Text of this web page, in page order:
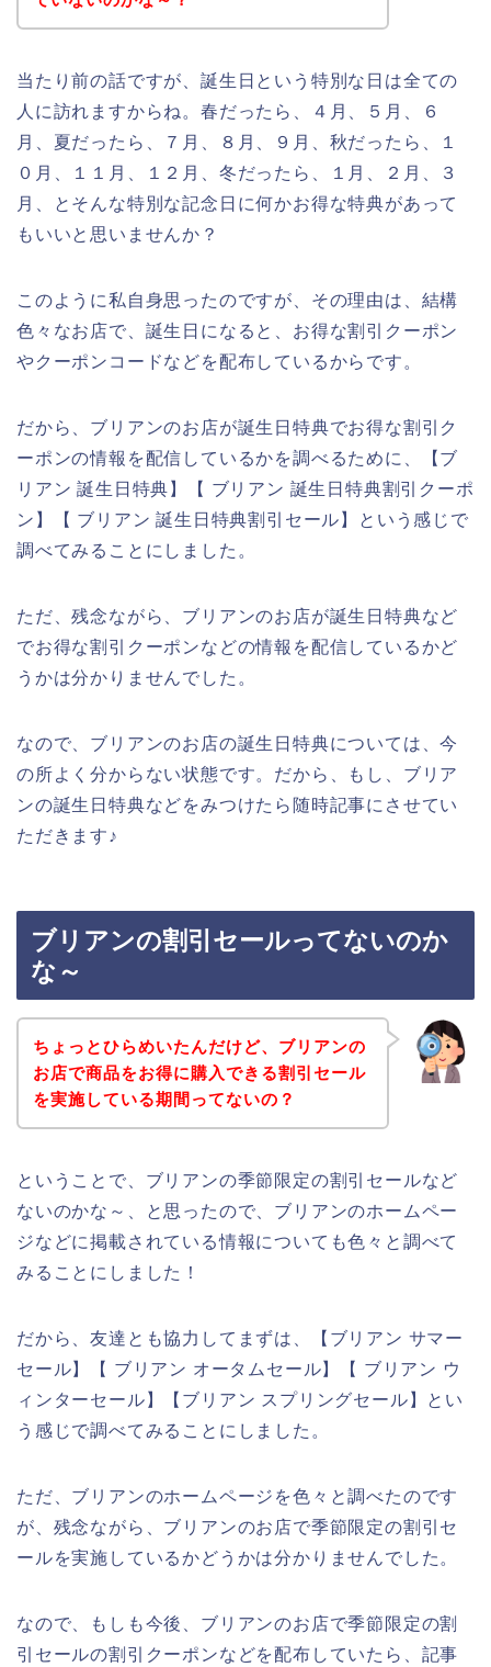
当たり前の話ですが、誕生日という特別な日は全ての
人に訪れますからね。春だったら、４月、５月、６
月、夏だったら、７月、８月、９月、秋だったら、１
０月、１１月、１２月、冬だったら、１月、２月、３
月、とそんな特別な記念日に何かお得な特典があって
もいいと思いませんか？
このように私自身思ったのですが、その理由は、結構
色々なお店で、誕生日になると、お得な割引クーポン
やクーポンコードなどを配布しているからです。
だから、ブリアンのお店が誕生日特典でお得な割引ク
ーポンの情報を配信しているかを調べるために、【ブ
リアン 誕生日特典】【 ブリアン 誕生日特典割引クーポ
ン】【 ブリアン 誕生日特典割引セール】という感じで
調べてみることにしました。
ただ、残念ながら、ブリアンのお店が誕生日特典など
でお得な割引クーポンなどの情報を配信しているかど
うかは分かりませんでした。
なので、ブリアンのお店の誕生日特典については、今
の所よく分からない状態です。だから、もし、ブリア
ンの誕生日特典などをみつけたら随時記事にさせてい
ただきます♪
ブリアンの割引セールってないのか
な～
ちょっとひらめいたんだけど、ブリアンの
お店で商品をお得に購入できる割引セール
を実施している期間ってないの？
ということで、ブリアンの季節限定の割引セールなど
ないのかな～、と思ったので、ブリアンのホームペー
ジなどに掲載されている情報についても色々と調べて
みることにしました！
だから、友達とも協力してまずは、【ブリアン サマー
セール】【 ブリアン オータムセール】【 ブリアン ウ
ィンターセール】【ブリアン スプリングセール】とい
う感じで調べてみることにしました。
ただ、ブリアンのホームページを色々と調べたのです
が、残念ながら、ブリアンのお店で季節限定の割引セ
ールを実施しているかどうかは分かりませんでした。
なので、もしも今後、ブリアンのお店で季節限定の割
引セールの割引クーポンなどを配布していたら、記事